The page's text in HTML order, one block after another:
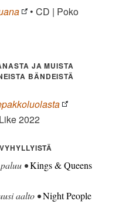
• CD | Poko
JA MUISTA
BÄNDEISTÄ
2022
•Kings & Queens
aalto •Night People